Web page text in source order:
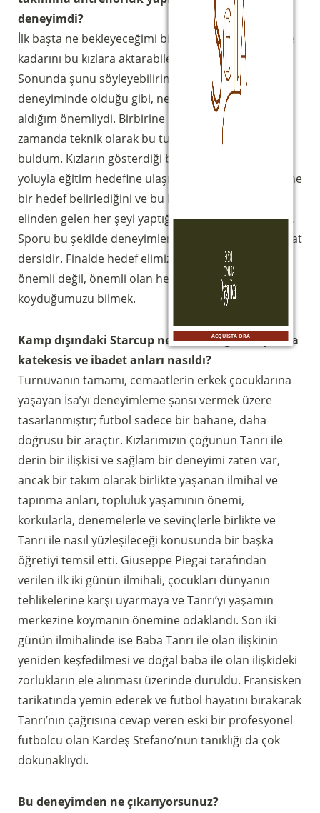
deneyimdi?
İlk başta ne bekleyeceğimi bilmiyordum, bilgimin ne
kadarını bu kızlara aktarabileceğimi bilmiyordum.
Sonunda şunu söyleyebilirim ki, her hizmet
deneyiminde olduğu gibi, ne verdiğimden çok ne
aldığım önemliydi. Birbirine çok bağlı ve aynı
zamanda teknik olarak bu turnuvaya hazır bir grup
buldum. Kızların gösterdiği bağlılık ve isteklilik, spor
yoluyla eğitim hedefine ulaşıldığını, takımın kendisine
bir hedef belirlediğini ve bu hedefe ulaşmak için
elinden gelen her şeyi yaptığını fark etmemi sağladı.
Sporu bu şekilde deneyimlemek bir büyüme ve hayat
dersidir. Finalde hedef elimizden kayıp gitti ama bu
önemli değil, önemli olan her şeyimizi ortaya
koyduğumuzu bilmek.
Kamp dışındaki Starcup nedir? Dört gün boyunca
katekesis ve ibadet anları nasıldı?
Turnuvanın tamamı, cemaatlerin erkek çocuklarına
yaşayan İsa’yı deneyimleme şansı vermek üzere
tasarlanmıştır; futbol sadece bir bahane, daha
doğrusu bir araçtır. Kızlarımızın çoğunun Tanrı ile
derin bir ilişkisi ve sağlam bir deneyimi zaten var,
ancak bir takım olarak birlikte yaşanan ilmihal ve
tapınma anları, topluluk yaşamının önemi,
korkularla, denemelerle ve sevinçlerle birlikte ve
Tanrı ile nasıl yüzleşileceği konusunda bir başka
öğretiyi temsil etti. Giuseppe Piegai tarafından
verilen ilk iki günün ilmihali, çocukları dünyanın
tehlikelerine karşı uyarmaya ve Tanrı’yı yaşamın
merkezine koymanın önemine odaklandı. Son iki
günün ilmihalinde ise Baba Tanrı ile olan ilişkinin
yeniden keşfedilmesi ve doğal baba ile olan ilişkideki
zorlukların ele alınması üzerinde duruldu. Fransisken
tarikatında yemin ederek ve futbol hayatını bırakarak
Tanrı’nın çağrısına cevap veren eski bir profesyonel
futbolcu olan Kardeş Stefano’nun tanıklığı da çok
dokunaklıydı.
Bu deneyimden ne çıkarıyorsunuz?
Sostieni la Comunità Magnificat
Fai una donazione sul nostro conto
bancario
IBAN:IT49S0200803039000102071988
(clicca per copiare)
ACQUISTA ORA